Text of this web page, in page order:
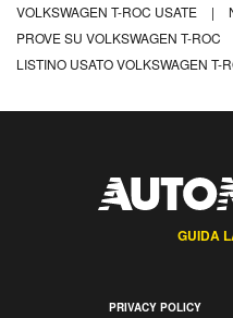
VOLKSWAGEN T-ROC USATE
|
PROVE SU VOLKSWAGEN T-ROC
LISTINO USATO VOLKSWAGEN T-
GUIDA
PRIVACY POLICY